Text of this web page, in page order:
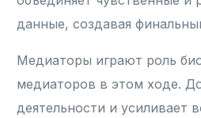
данные, создавая
Медиаторы играют роль
медиаторов в этом ходе.
деятельности и усиливает